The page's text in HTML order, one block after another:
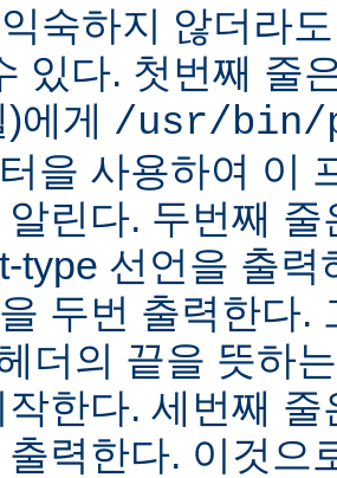
숙하지 않더라
있다. 첫번째 줄
에게 /usr/bin/
을 사용하여 이
린다. 두번째 줄
type 선언을 출
두번 출력한다.
더의 끝을 뜻하
작한다. 세번째
력한다. 이것으